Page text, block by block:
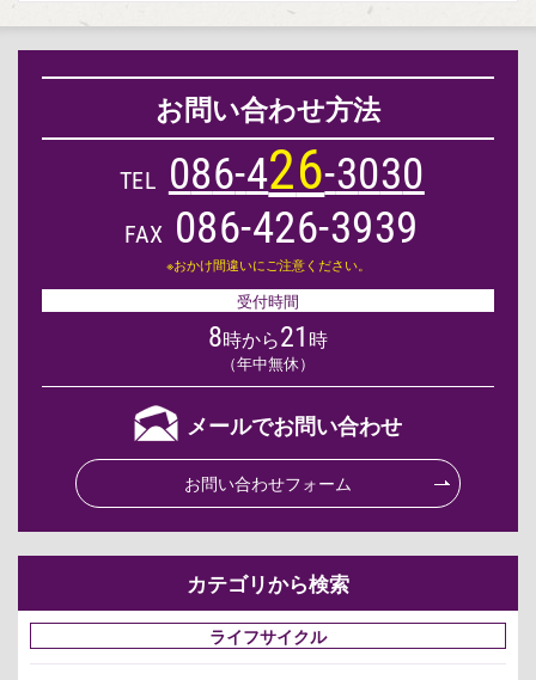
お問い合わせ方法
TEL 086-426-3030
FAX 086-426-3939
※おかけ間違いにご注意ください。
受付時間
8時から21 時
（年中無休）
メールでお問い合わせ
お問い合わせフォーム
カテゴリから検索
ライフサイクル